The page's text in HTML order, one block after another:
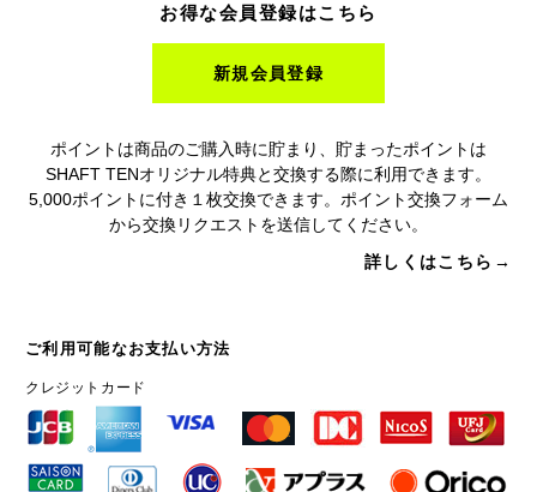
お得な会員登録はこちら
新規会員登録
ポイントは商品のご購入時に貯まり、貯まったポイントは
SHAFT TENオリジナル特典と交換する際に利用できます。
5,000ポイントに付き１枚交換できます。ポイント交換フォーム
から交換リクエストを送信してください。
詳しくはこちら→
ご利用可能なお支払い方法
クレジットカード